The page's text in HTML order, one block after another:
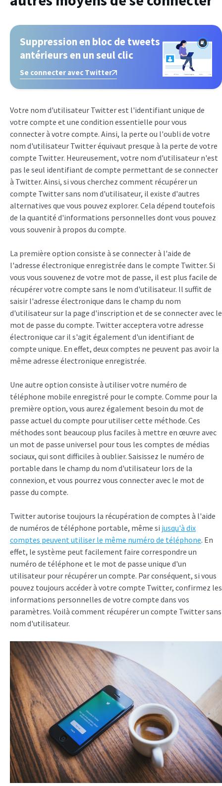
Suppression en bloc de tweets
antérieurs en un seul clic
Se connecter avec Twitter
Votre nom d'utilisateur Twitter est l'identifiant unique de
votre compte et une condition essentielle pour vous
connecter à votre compte. Ainsi, la perte ou l'oubli de votre
nom d'utilisateur Twitter équivaut presque à la perte de votre
compte Twitter. Heureusement, votre nom d'utilisateur n'est
pas le seul identifiant de compte permettant de se connecter
à Twitter. Ainsi, si vous cherchez comment récupérer un
compte Twitter sans nom d'utilisateur, il existe d'autres
alternatives que vous pouvez explorer. Cela dépend toutefois
de la quantité d'informations personnelles dont vous pouvez
vous souvenir à propos du compte.
La première option consiste à se connecter à l'aide de
l'adresse électronique enregistrée dans le compte Twitter. Si
vous vous souvenez de votre mot de passe, il est plus facile de
récupérer votre compte sans le nom d'utilisateur. Il suffit de
saisir l'adresse électronique dans le champ du nom
d'utilisateur sur la page d'inscription et de se connecter avec le
mot de passe du compte. Twitter acceptera votre adresse
électronique car il s'agit également d'un identifiant de
compte unique. En effet, deux comptes ne peuvent pas avoir la
même adresse électronique enregistrée.
Une autre option consiste à utiliser votre numéro de
téléphone mobile enregistré pour le compte. Comme pour la
première option, vous aurez également besoin du mot de
passe actuel du compte pour utiliser cette méthode. Ces
méthodes sont beaucoup plus faciles à mettre en œuvre avec
un mot de passe universel pour tous les comptes de médias
sociaux, qui sont difficiles à oublier. Saisissez le numéro de
portable dans le champ du nom d'utilisateur lors de la
connexion, et vous pourrez vous connecter avec le mot de
passe du compte.
Twitter autorise toujours la récupération de comptes à l'aide
de numéros de téléphone portable, même si jusqu'à dix
comptes peuvent utiliser le même numéro de téléphone. En
effet, le système peut facilement faire correspondre un
numéro de téléphone et le mot de passe unique d'un
utilisateur pour récupérer un compte. Par conséquent, si vous
pouvez toujours accéder à votre compte Twitter, confirmez les
informations personnelles de votre compte dans vos
paramètres. Voilà comment récupérer un compte Twitter sans
nom d'utilisateur.